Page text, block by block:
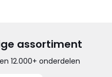
assortiment
12.000+ onderdelen